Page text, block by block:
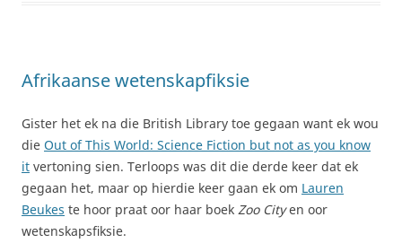
Afrikaanse wetenskapfiksie
Gister het ek na die British Library toe gegaan want ek wou
die Out of This World: Science Fiction but not as you know
it vertoning sien. Terloops was dit die derde keer dat ek
gegaan het, maar op hierdie keer gaan ek om Lauren
Beukes te hoor praat oor haar boek Zoo Cityen oor
wetenskapsfiksie.